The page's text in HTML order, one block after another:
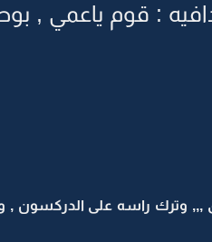
: قوم ياعمي ,
وترك راسه على الدركسون ,